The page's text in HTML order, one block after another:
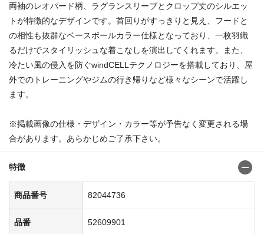
両袖のレオパード柄、ラグランスリーブとクロップ丈のシルエッ
トが特徴的なデザインです。首回りがすっきりと見え、フードと
の相性も抜群なベースボールカラー仕様となっており、一枚羽織
るだけでスタイリッシュな着こなしを演出してくれます。また、
冷たい風の侵入を防ぐwindCELLテクノロジーを搭載しており、屋
外でのトレーニングやジムの行き帰りなど様々なシーンで活躍し
ます。
※掲載画像の仕様・デザイン・カラー等が予告なく変更される場
合があります。あらかじめご了承下さい。
特徴
商品番号 82044736
品番 52609901